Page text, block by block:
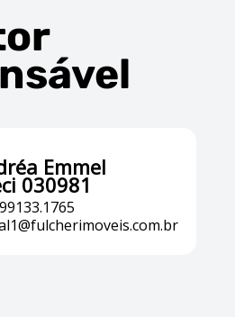
Emmel
030981